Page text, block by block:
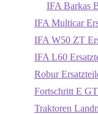
IFA Barkas
IFA Multicar
IFA W50 ZT
IFA L60
Robur
Fortschritt E
Traktoren